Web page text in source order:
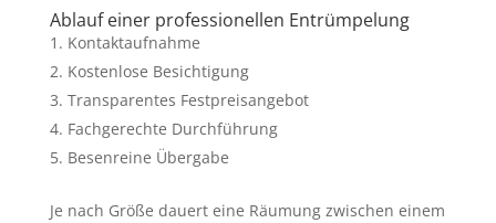
Ablauf einer professionellen Entrümpelung
Kontaktaufnahme
Kostenlose Besichtigung
Transparentes Festpreisangebot
Fachgerechte Durchführung
Besenreine Übergabe
Je nach Größe dauert eine Räumung zwischen einem